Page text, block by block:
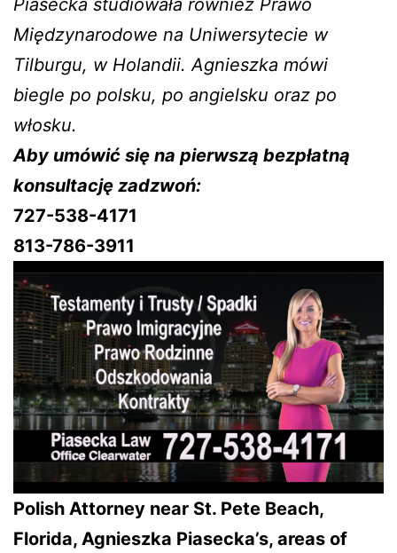
Piasecka studiowała również Prawo
Międzynarodowe na Uniwersytecie w
Tilburgu, w Holandii. Agnieszka mówi
biegle po polsku, po angielsku oraz po
włosku.
Aby umówić się na pierwszą bezpłatną
konsultację zadzwoń:
727-538-4171
813-786-3911
Polish Attorney near St. Pete Beach,
Florida, Agnieszka Piasecka’s, areas of